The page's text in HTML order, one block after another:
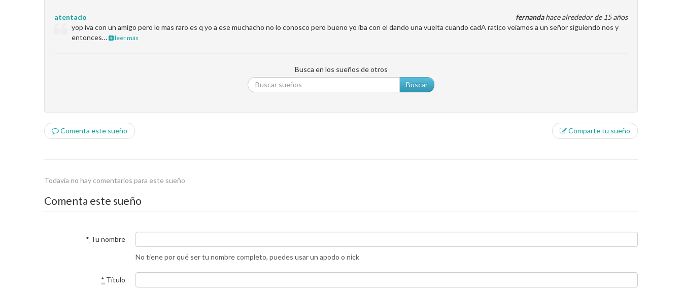
fernandahace alrededor de 15 años
atentado
yop iva con un amigo pero lo mas raro es q yo a ese muchacho no lo conosco pero bueno yo iba con el dando una vuelta cuando cadA ratico veiamos a un señor siguiendo nos y
entonces…
leer más
Busca en los sueños de otros
Buscar
Comenta este sueño Comparte tu sueño
Todavía no hay comentarios para este sueño
Comenta este sueño
* Tu nombre
No tiene por qué ser tu nombre completo, puedes usar un apodo o nick
* Título